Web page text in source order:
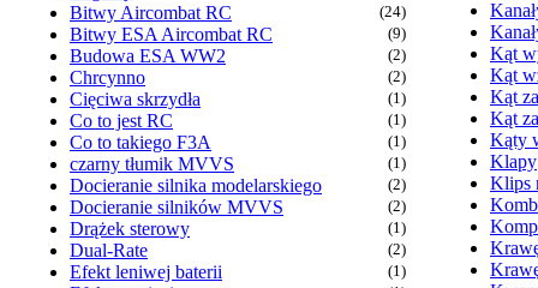
Bitwy Aircombat RC (24)
Bitwy ESA Aircombat RC (9)
Budowa ESA WW2 (2)
Chrcynno (2)
Cięciwa skrzydła (1)
Co to jest RC (1)
Co to takiego F3A (1)
czarny tłumik MVVS (1)
Docieranie silnika modelarskiego (2)
Docieranie silników MVVS (2)
Drążek sterowy (1)
Dual-Rate (2)
Efekt leniwej baterii (1)
Kąt
Kąt
Kąt
Kąt
Kąty
Klapy
Klips